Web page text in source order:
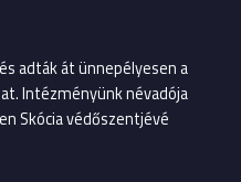
adták át ünnepélyesen a
Intézményünk névadója
Skócia védőszentjévé